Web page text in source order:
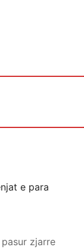
e para
zjarre